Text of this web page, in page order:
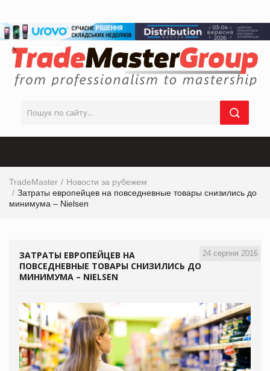
TradeMaster
Новости за рубежем
Затраты европейцев на повседневные товары снизились до
минимума – Nielsen
24 серпня 2016
ЗАТРАТЫ ЕВРОПЕЙЦЕВ НА
ПОВСЕДНЕВНЫЕ ТОВАРЫ СНИЗИЛИСЬ ДО
МИНИМУМА – NIELSEN